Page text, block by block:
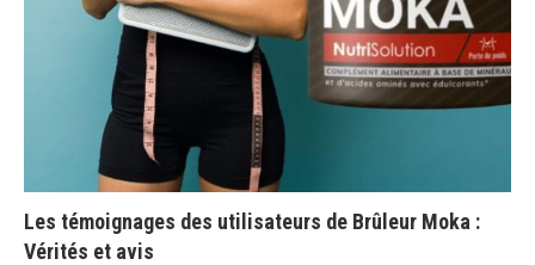
Les témoignages des utilisateurs de Brûleur Moka :
Vérités et avis